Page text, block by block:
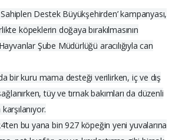
Destek Büyükşehirden’ kampanyası,
köpeklerin doğaya bırakılmasının
Şube Müdürlüğü aracılığıyla can
bir kuru mama desteği verilirken, iç ve dış
tüy ve tırnak bakımları da düzenli
bu yana bin 927 köpeğin yeni yuvalarına